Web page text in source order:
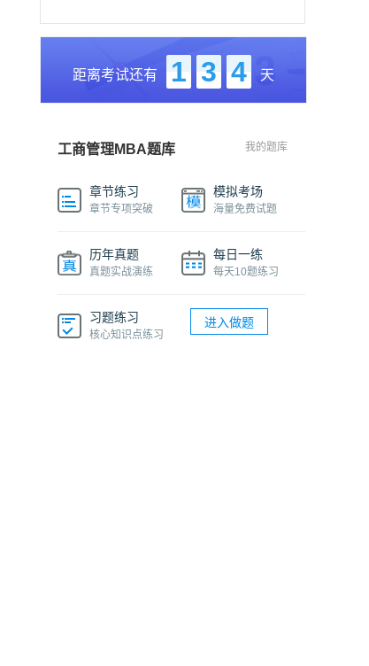
2017-2025近九年各科真题及详细解析
考研英语（二）试题库
2027写作备考攻略
距离考试还有 1 3 4 天
工商管理MBA题库 我的题库
章节练习
章节专项突破
模拟考场
海量免费试题
历年真题
真题实战演练
每日一练
每天10题练习
习题练习
核心知识点练习
进入做题